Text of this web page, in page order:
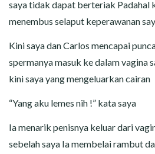
saya tidak dapat berteriak Padahal
menembus selaput keperawanan
Kini saya dan Carlos mencapai
spermanya masuk ke dalam vagina
kini saya yang mengeluarkan cairan
“Yang aku lemes nih !” kata saya
Ia menarik penisnya keluar dari
sebelah saya Ia membelai rambut